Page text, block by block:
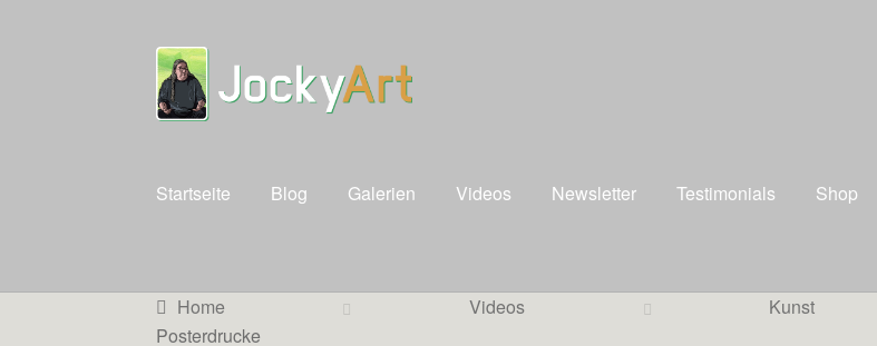
Zur
Navigation
springen
Zum
Inhalt
springen
Startseite Blog Galerien Videos Newsletter Testimonials Shop
Home Videos Kunst
Posterdrucke